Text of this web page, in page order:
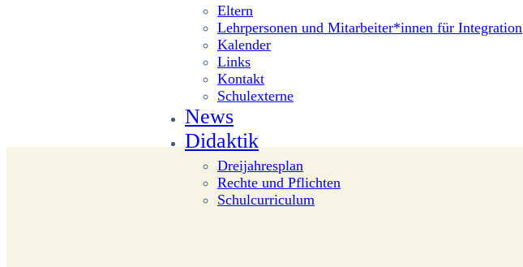
Eltern
Lehrpersonen und Mitarbeiter*innen für Integration
Kalender
Links
Kontakt
Schulexterne
News
Didaktik
Dreijahresplan
Rechte und Pflichten
Schulcurriculum